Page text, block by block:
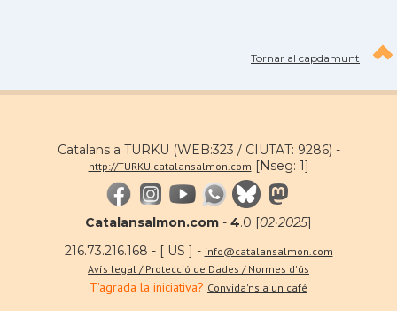
Tornar al capdamunt
Catalans a TURKU (WEB:323 / CIUTAT: 9286) -
http://TURKU.catalansalmon.com [Nseg: 1]
Catalansalmon.com - 4.0 [02·2025]
216.73.216.168 - [ US ] - info@catalansalmon.com
Avís legal / Protecció de Dades / Normes d'ús
T'agrada la iniciativa? Convida'ns a un café